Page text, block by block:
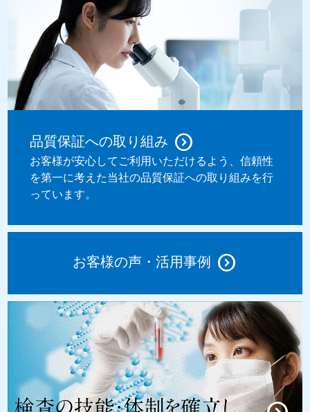
品質保証への取り組み
お客様が安心してご利用いただけるよう、信頼性
を第一に考えた当社の品質保証への取り組みを行
っています。
お客様の声・活用事例